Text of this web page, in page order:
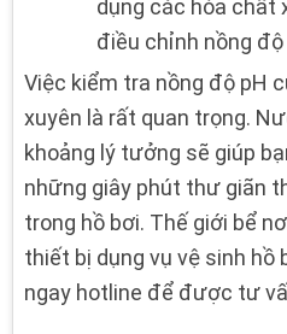
dụng các hóa chất
điều chỉnh nồng độ
Việc kiểm tra nồng độ pH
xuyên là rất quan trọng.
khoảng lý tưởng sẽ giúp
những giây phút thư giãn
trong hồ bơi. Thế giới bể
thiết bị dụng vụ vệ sinh hồ
ngay hotline để được tư